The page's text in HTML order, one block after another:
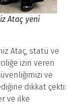
Ataç yeni
Ataç, statü ve
izin veren
ve
dikkat çekti:
ve ilke